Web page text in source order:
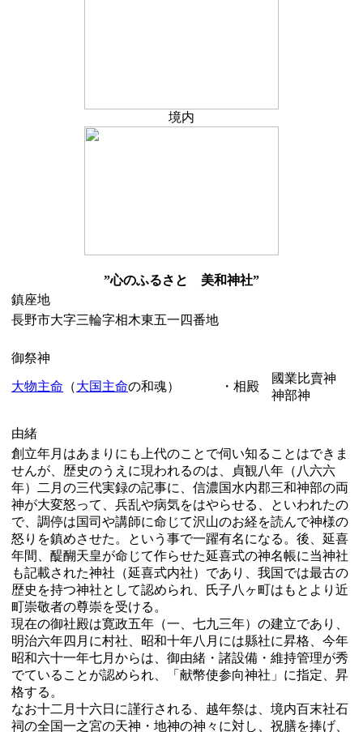
境内
”心のふるさと 美和神社”
鎮座地
長野市大字三輪字相木東五一四番地
御祭神
大物主命 （大国主命の和魂） ・相殿
國業比賣神
神部神
由緒
創立年月はあまりにも上代のことで伺い知ることはできま
せんが、歴史のうえに現われるのは、貞観八年（八六六
年）二月の三代実録の記事に、信濃国水内郡三和神部の両
神が大変怒って、兵乱や病気をはやらせる、といわれたの
で、調停は国司や講師に命じて沢山のお経を読んで神様の
怒りを鎮めさせた。という事で一躍有名になる。後、延喜
年間、醍醐天皇が命じて作らせた延喜式の神名帳に当神社
も記載された神社（延喜式内社）であり、我国では最古の
歴史を持つ神社として認められ、氏子八ヶ町はもとより近
町崇敬者の尊崇を受ける。
現在の御社殿は寛政五年（一、七九三年）の建立であり、
明治六年四月に村社、昭和十年八月には縣社に昇格、今年
昭和六十一年七月からは、御由緒・諸設備・維持管理が秀
でていることが認められ、「献幣使参向神社」に指定、昇
格する。
なお十二月十六日に謹行される、越年祭は、境内百末社石
祠の全国一之宮の天神・地神の神々に対し、祝膳を捧げ、